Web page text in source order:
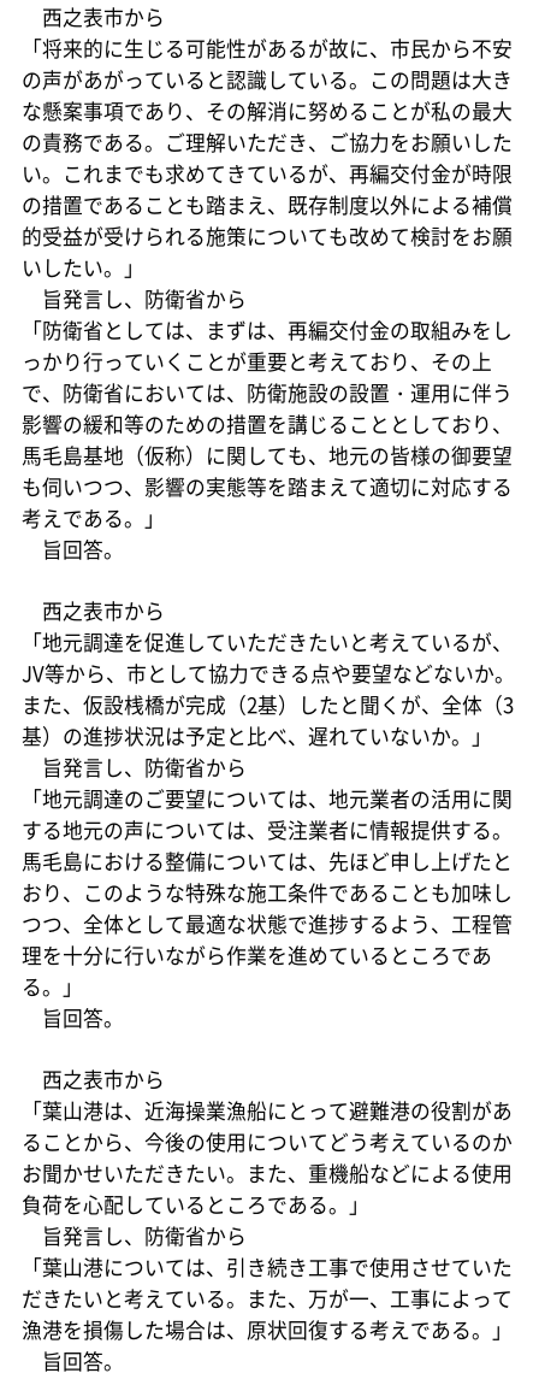
西之表市から
「将来的に生じる可能性があるが故に、市民から不安
の声があがっていると認識している。この問題は大き
な懸案事項であり、その解消に努めることが私の最大
の責務である。ご理解いただき、ご協力をお願いした
い。これまでも求めてきているが、再編交付金が時限
の措置であることも踏まえ、既存制度以外による補償
的受益が受けられる施策についても改めて検討をお願
いしたい。」
旨発言し、防衛省から
「防衛省としては、まずは、再編交付金の取組みをし
っかり行っていくことが重要と考えており、その上
で、防衛省においては、防衛施設の設置・運用に伴う
影響の緩和等のための措置を講じることとしており、
馬毛島基地（仮称）に関しても、地元の皆様の御要望
も伺いつつ、影響の実態等を踏まえて適切に対応する
考えである。」
旨回答。
西之表市から
「地元調達を促進していただきたいと考えているが、
JV等から、市として協力できる点や要望などないか。
また、仮設桟橋が完成（2基）したと聞くが、全体（3
基）の進捗状況は予定と比べ、遅れていないか。」
旨発言し、防衛省から
「地元調達のご要望については、地元業者の活用に関
する地元の声については、受注業者に情報提供する。
馬毛島における整備については、先ほど申し上げたと
おり、このような特殊な施工条件であることも加味し
つつ、全体として最適な状態で進捗するよう、工程管
理を十分に行いながら作業を進めているところであ
る。」
旨回答。
西之表市から
「葉山港は、近海操業漁船にとって避難港の役割があ
ることから、今後の使用についてどう考えているのか
お聞かせいただきたい。また、重機船などによる使用
負荷を心配しているところである。」
旨発言し、防衛省から
「葉山港については、引き続き工事で使用させていた
だきたいと考えている。また、万が一、工事によって
漁港を損傷した場合は、原状回復する考えである。」
旨回答。